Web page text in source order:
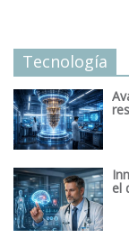
Tecnología
el